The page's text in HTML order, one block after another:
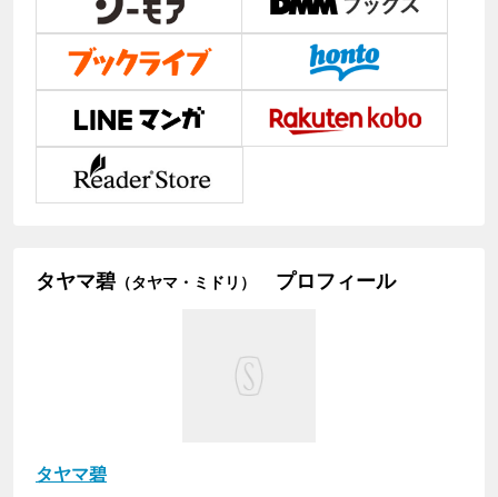
タヤマ碧 （タヤマ・ミドリ） プロフィール
タヤマ碧